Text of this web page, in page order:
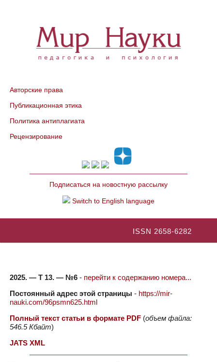
Авторские права
Публикационная этика
Политика антиплагиата
Рецензирование
Подписаться на новостную рассылку
Switch to English language
ISSN 2658-6282
2025. — Т 13. — №6 - перейти к содержанию номера...
Постоянный адрес этой страницы - https://mir-
nauki.com/96psmn625.html
Полный текст статьи в формате PDF (объем файла:
546.5 Кбайт)
JATS XML